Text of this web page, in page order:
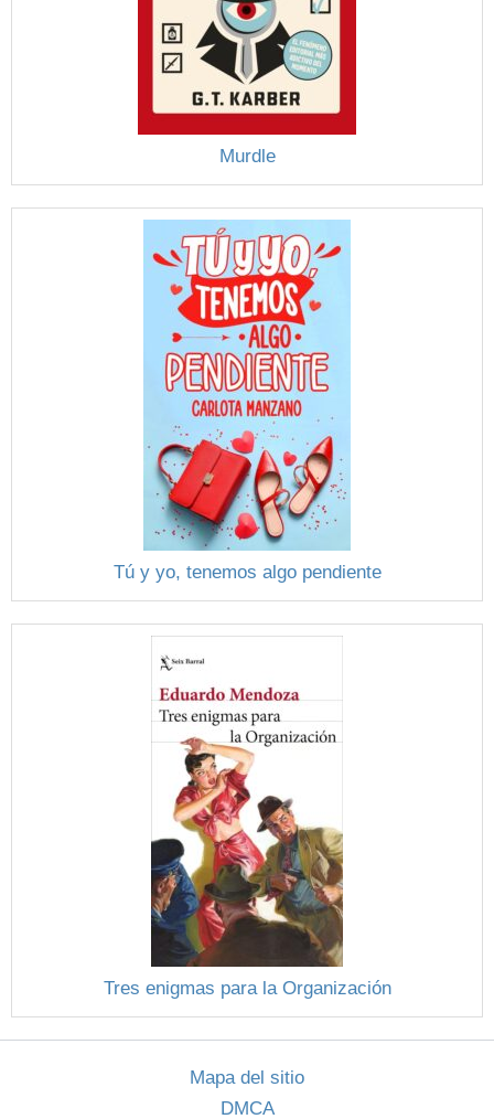
Murdle
Tú y yo, tenemos algo pendiente
Tres enigmas para la Organización
Mapa del sitio
DMCA